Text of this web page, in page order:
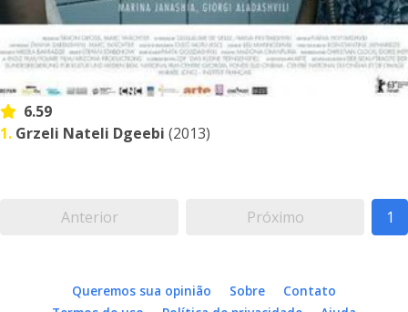
6.59
1. Grzeli Nateli Dgeebi (2013)
Anterior Próximo 1
Queremos sua opinião Sobre
Contato